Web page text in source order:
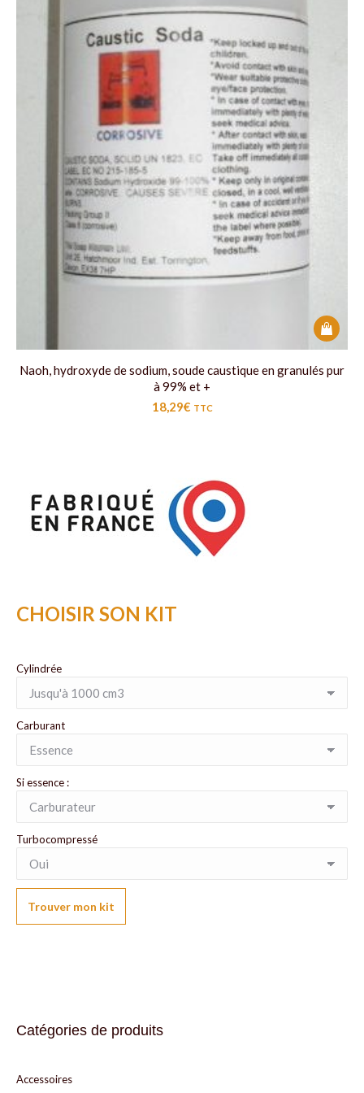
Naoh, hydroxyde de sodium, soude caustique en granulés pur
à 99% et +
18,29€ TTC
CHOISIR SON KIT
Cylindrée
Carburant
Si essence :
Turbocompressé
Trouver mon kit
Catégories de produits
Accessoires